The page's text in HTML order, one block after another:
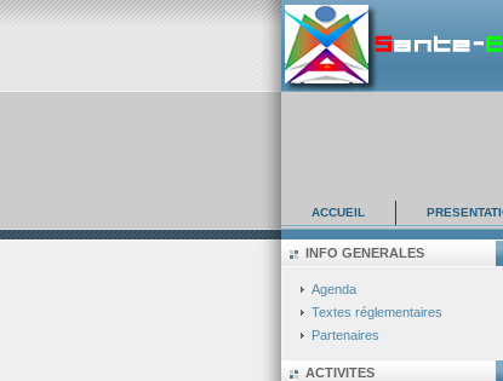
ACCUEIL
INFO GENERALES
Agenda
Textes réglementaires
Partenaires
ACTIVITES